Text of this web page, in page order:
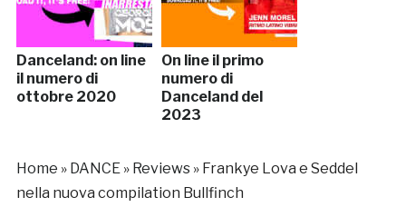
Danceland: on line
il numero di
ottobre 2020
On line il primo
numero di
Danceland del
2023
Home » DANCE» Reviews» Frankye Lova e Seddel
nella nuova compilation Bullfinch